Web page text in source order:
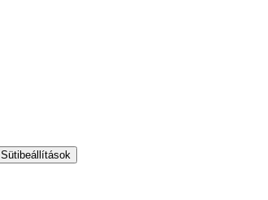
Sütibeállítások